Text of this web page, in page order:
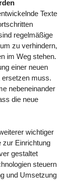
Texte
regelmäßige
zu verhindern,
im Weg stehen.
einer neuen
ersetzen muss.
nebeneinander
die neue
wichtiger
zur Einrichtung
gestaltet
steuern
und Umsetzung